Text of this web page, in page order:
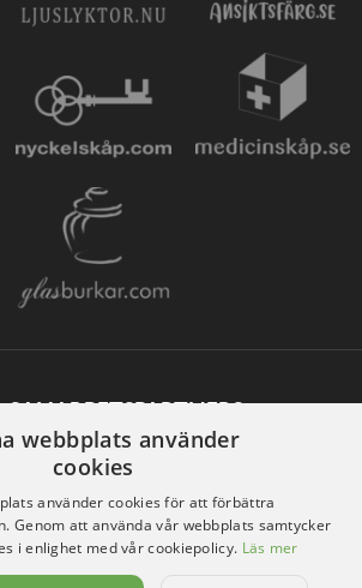
SAMARBETSPARTNERS
webbplats använder
cookies
använder cookies för att förbättra
Genom att använda vår webbplats samtycker
i enlighet med vår cookiepolicy. Läs mer